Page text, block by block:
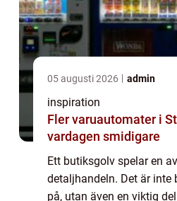
05 augusti 2026 admin
inspiration
Fler varuautomater i
vardagen smidigare
Ett butiksgolv spelar en
detaljhandeln. Det är inte
på, utan även en viktig